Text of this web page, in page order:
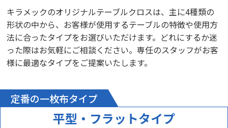
キラメックのオリジナルテーブルクロスは、主に4種類の
形状の中から、お客様が使用するテーブルの特徴や使用方
法に合ったタイプをお選びいただけます。どれにするか迷
った際はお気軽にご相談ください。専任のスタッフがお客
様に最適なタイプをご提案いたします。
定番の一枚布タイプ
平型・フラットタイプ